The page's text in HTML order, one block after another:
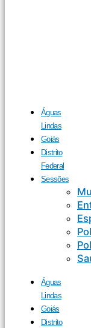
Águas
Lindas
Goiás
Distrito
Federal
Sessões
Águas
Lindas
Goiás
Distrito